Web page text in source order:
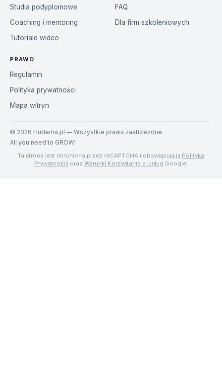
Studia podyplomowe
Coaching i mentoring
Tutoriale wideo
FAQ
Dla firm szkoleniowych
PRAWO
Regulamin
Polityka prywatności
Mapa witryn
© 2026 Hudema.pl — Wszystkie prawa zastrzeżone
All you need to GROW!
Ta strona jest chroniona przez reCAPTCHA i obowiązują ją Polityka
Prywatności oraz Warunki Korzystania z Usług Google.